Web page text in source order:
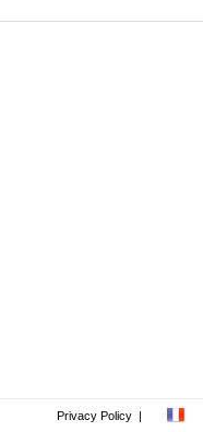
Privacy Policy |